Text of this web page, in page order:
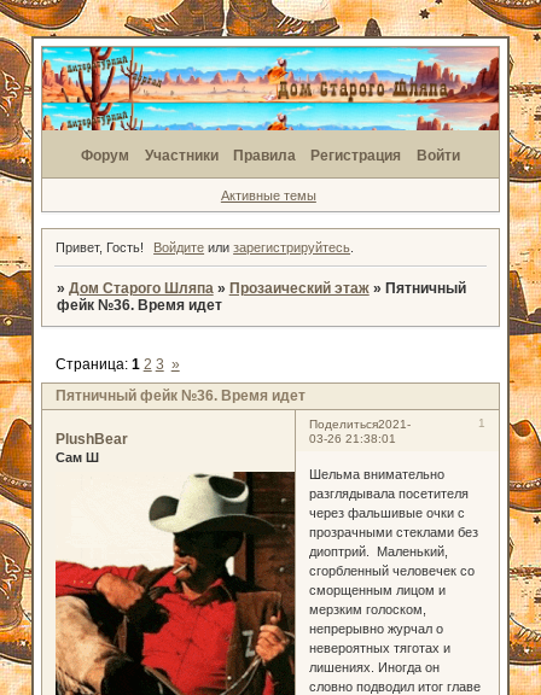
Форум Участники Правила Регистрация Войти
Активные темы
Привет, Гость! Войдите илизарегистрируйтесь
» Дом Старого Шляпа » Прозаический этаж » Пятничный
фейк №36. Время идет
Пятничный фейк №36. Время идет
Страница: 1 2 3 »
Поделиться 1
2021-
03-26 21:38:01
PlushBear
Сам Ш
Шельма внимательно
разглядывала посетителя
через фальшивые очки с
прозрачными стеклами без
диоптрий. Маленький,
сгорбленный человечек со
сморщенным лицом и
мерзким голоском,
непрерывно журчал о
невероятных тяготах и
лишениях. Иногда он
словно подводил итог главе